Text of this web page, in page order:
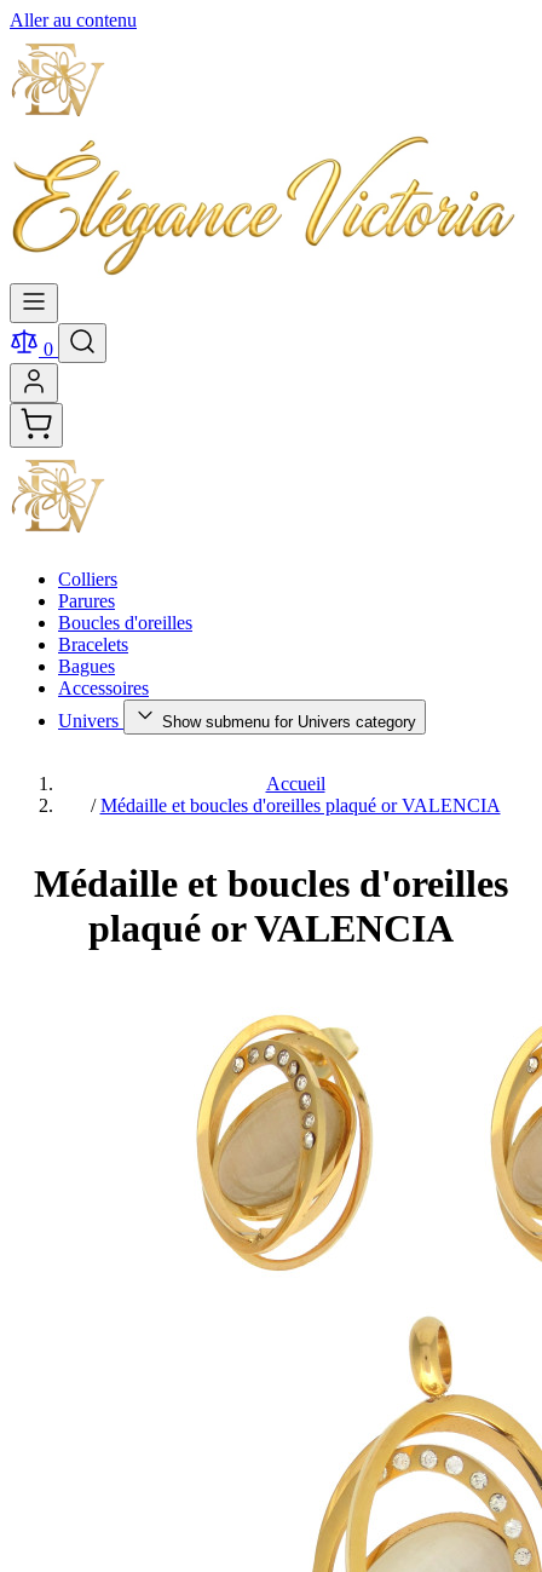
Aller au contenu
0
Colliers
Parures
Boucles d'oreilles
Bracelets
Bagues
Accessoires
Univers
Show submenu for Univers category
Accueil
/ Médaille et boucles d'oreilles plaqué or VALENCIA
Médaille et boucles d'oreilles
plaqué or VALENCIA